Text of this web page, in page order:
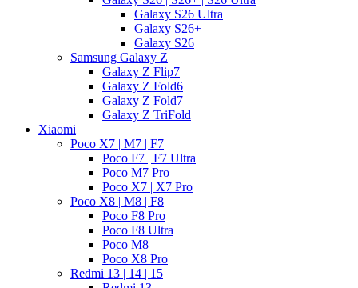
Galaxy S26 Ultra
Galaxy S26+
Galaxy S26
Samsung Galaxy Z
Galaxy Z Flip7
Galaxy Z Fold6
Galaxy Z Fold7
Galaxy Z TriFold
Xiaomi
Poco X7 | M7 | F7
Poco F7 | F7 Ultra
Poco M7 Pro
Poco X7 | X7 Pro
Poco X8 | M8 | F8
Poco F8 Pro
Poco F8 Ultra
Poco M8
Poco X8 Pro
Redmi 13 | 14 | 15